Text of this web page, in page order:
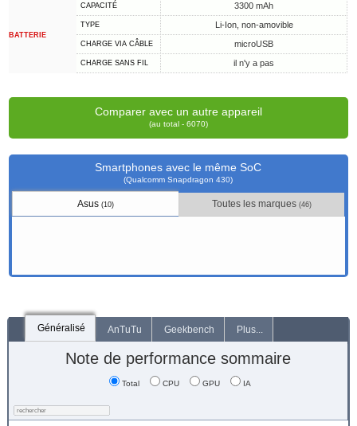
BATTERIE
CAPACITÉ 3300 mAh
TYPE Li-Ion, non-amovible
CHARGE VIA CÂBLE microUSB
CHARGE SANS FIL il n'y a pas
Comparer avec un autre appareil
(au total - 6070)
Smartphones avec le même SoC
(Qualcomm Snapdragon 430)
Asus(10) Toutes les marques(46)
Généralisé AnTuTu Geekbench Plus...
Note de performance sommaire
Total CPU GPU IA